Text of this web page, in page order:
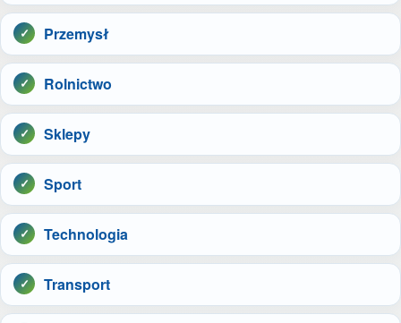
Przemysł
Rolnictwo
Sklepy
Sport
Technologia
Transport